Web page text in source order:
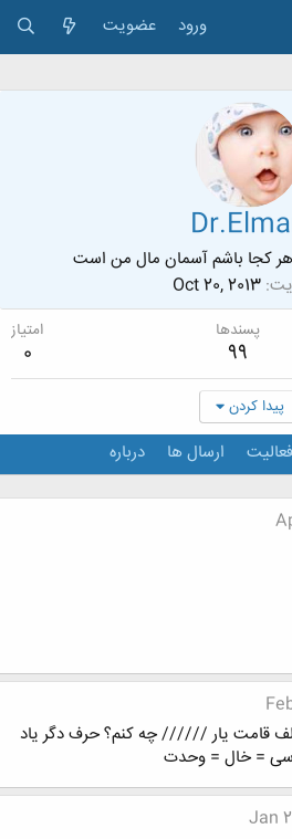
ورود عضویت
هر کجا باشم آسمان مال من است
Oct 20, 2013
پسندها
99
امتیاز
0
پیدا کردن
ارسال ها درباره
قامت یار ////// چه کنم؟ حرف دگر یاد
= خال = وحدت
Jan